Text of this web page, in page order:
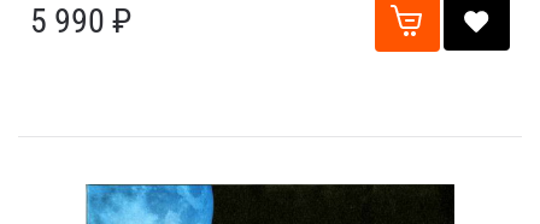
5 990 ₽